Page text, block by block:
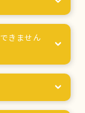
できません